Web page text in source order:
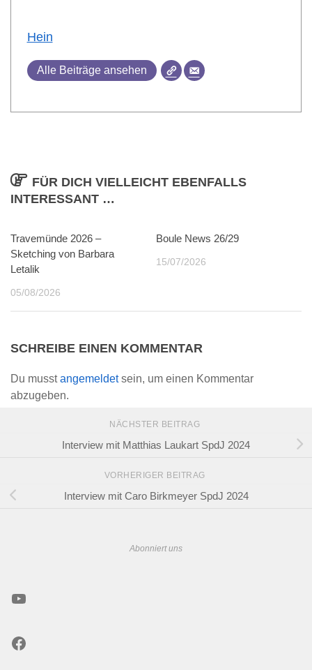
Hein
Alle Beiträge ansehen
FÜR DICH VIELLEICHT EBENFALLS
INTERESSANT …
Travemünde 2026 –
Sketching von Barbara
Letalik
05/08/2026
Boule News 26/29
15/07/2026
SCHREIBE EINEN KOMMENTAR
Du musstangemeldetsein, um einen Kommentar
abzugeben.
NÄCHSTER BEITRAG
Interview mit Matthias Laukart SpdJ 2024
VORHERIGER BEITRAG
Interview mit Caro Birkmeyer SpdJ 2024
Abonniert uns
YouTube
Facebook